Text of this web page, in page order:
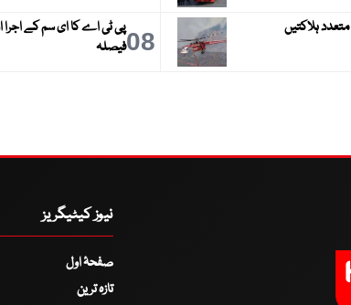
08پی ٹی اے کا ای سم کے اجرا
فیصلہ
نیوز کیٹیگریز
صفحۂ اول
تازہ ترین